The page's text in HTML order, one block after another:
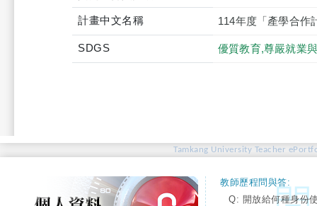
計畫中文名稱 114年度「產學合作
SDGS 優質教育,尊嚴就業
Tamkang University Teacher
教師歷程問與答:
Q: 開放給何種身份